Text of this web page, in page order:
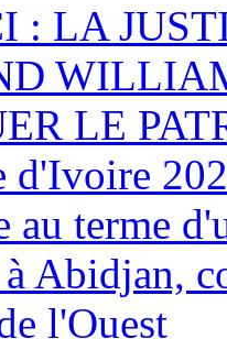
: LA
LE
d'Ivoire
au terme
Abidjan,
l'Ouest